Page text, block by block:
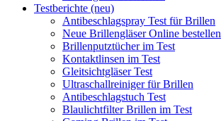
Testberichte (neu)
Antibeschlagspray Test für Brillen
Neue Brillengläser Online bestellen
Brillenputztücher im Test
Kontaktlinsen im Test
Gleitsichtgläser Test
Ultraschallreiniger für Brillen
Antibeschlagstuch Test
Blaulichtfilter Brillen im Test